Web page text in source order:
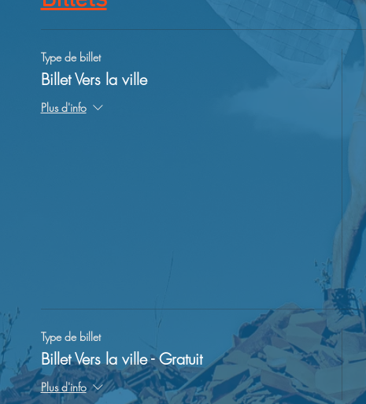
Type de billet
Billet Vers la ville
Plus d'info
Type de billet
Billet Vers la ville - Gratuit
Plus d'info